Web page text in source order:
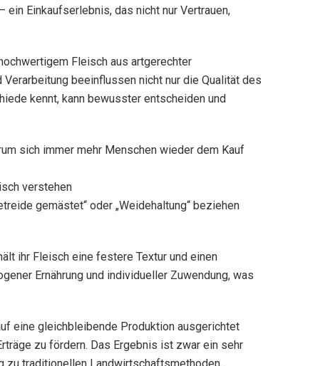
Einkaufserlebnis, das nicht nur Vertrauen,
Fleisch aus artgerechter
beeinflussen nicht nur die Qualität des
kennt, kann bewusster entscheiden und
sich immer mehr Menschen wieder dem Kauf
verstehen
gemästet“ oder „Weidehaltung“ beziehen
ihr Fleisch eine festere Textur und einen
Ernährung und individueller Zuwendung, was
eine gleichbleibende Produktion ausgerichtet
zu fördern. Das Ergebnis ist zwar ein sehr